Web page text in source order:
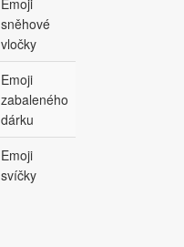
Emoji
sněhové
vločky
Emoji
zabaleného
dárku
Emoji
svíčky